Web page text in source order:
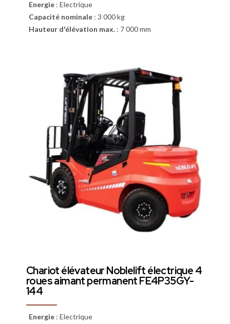
Energie : Electrique
Capacité nominale : 3 000 kg
Hauteur d'élévation max. : 7 000 mm
Chariot élévateur Noblelift électrique 4
roues aimant permanent FE4P35GY-
144
Energie : Electrique